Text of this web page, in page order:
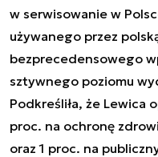
w serwisowanie w
używanego przez
bezprecedensowego
sztywnego poziomu
Podkreśliła, że Lewica
proc. na ochronę
oraz 1 proc. na